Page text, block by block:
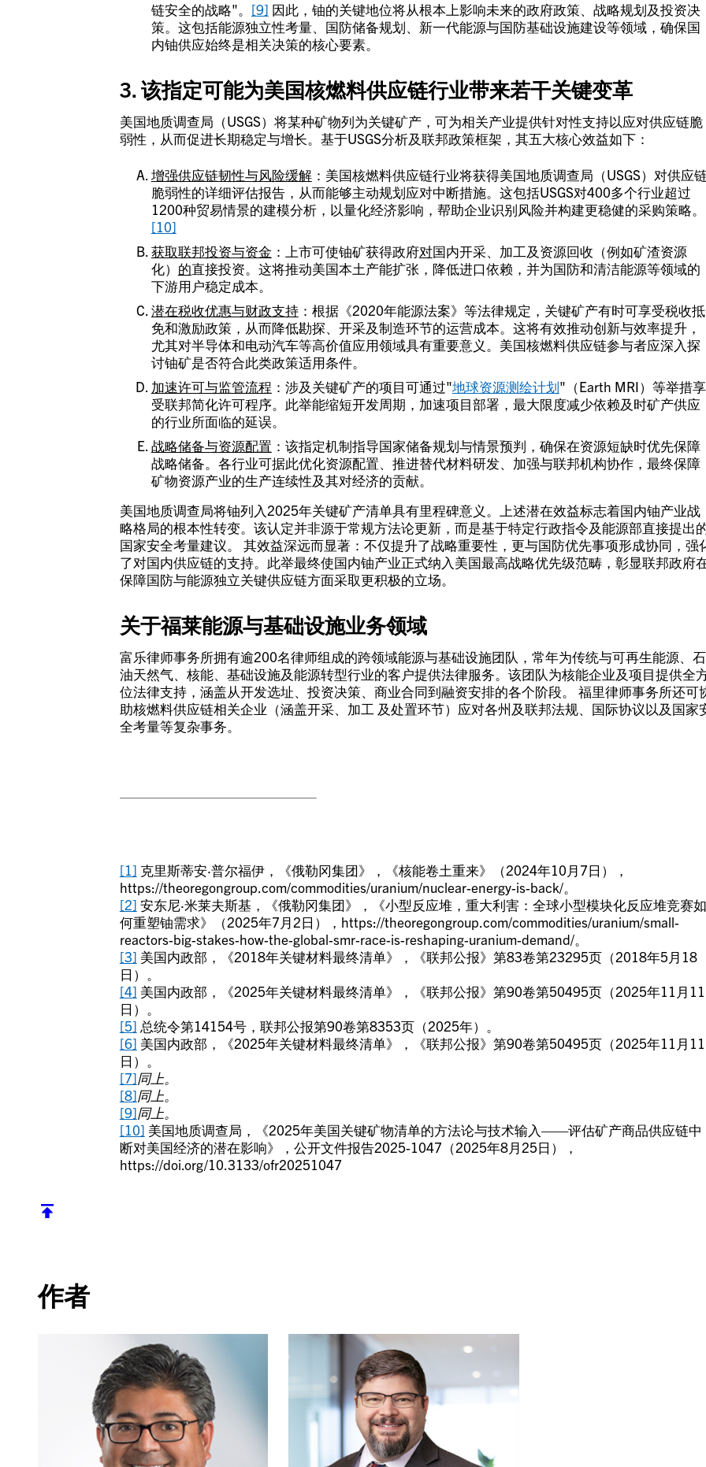
链安全的战略"。 [9] 因此，铀的关键地位将从根本上影响未来的政府政策、战略规划及投资决
策。这包括能源独立性考量、国防储备规划、新一代能源与国防基础设施建设等领域，确保国
内铀供应始终是相关决策的核心要素。
3. 该指定可能为美国核燃料供应链行业带来若干关键变革
美国地质调查局（USGS）将某种矿物列为关键矿产，可为相关产业提供针对性支持以应对供应链脆
弱性，从而促进长期稳定与增长。基于USGS分析及联邦政策框架，其五大核心效益如下：
增强供应链韧性与风险缓解：美国核燃料供应链行业将获得美国地质调查局（USGS）对供应
脆弱性的详细评估报告，从而能够主动规划应对中断措施。这包括USGS对400多个行业超过
1200种贸易情景的建模分析，以量化经济影响，帮助企业识别风险并构建更稳健的采购策略。
[10]
获取联邦投资与资金 ：上市可使铀矿获得政府对国内开采、加工及资源回收（例如矿渣资源
化） 的直接投资。这将推动美国本土产能扩张，降低进口依赖，并为国防和清洁能源等领域的
下游用户稳定成本。
潜在税收优惠与财政支持：根据《2020年能源法案》等法律规定，关键矿产有时可享受税收抵
免和激励政策，从而降低勘探、开采及制造环节的运营成本。这将有效推动创新与效率提升，
尤其对半导体和电动汽车等高价值应用领域具有重要意义。美国核燃料供应链参与者应深入探
讨铀矿是否符合此类政策适用条件。
加速许可与监管流程 ：涉及关键矿产的项目可通过"地球资源测绘计划"（Earth MRI）等举措享
受联邦简化许可程序。此举能缩短开发周期，加速项目部署，最大限度减少依赖及时矿产供应
的行业所面临的延误。
战略储备与资源配置 ：该指定机制指导国家储备规划与情景预判，确保在资源短缺时优先保障
战略储备。各行业可据此优化资源配置、推进替代材料研发、加强与联邦机构协作，最终保障
矿物资源产业的生产连续性及其对经济的贡献。
美国地质调查局将铀列入2025年关键矿产清单具有里程碑意义。上述潜在效益标志着国内铀产业战
略格局的根本性转变。该认定并非源于常规方法论更新，而是基于特定行政指令及能源部直接提出
国家安全考量建议。 其效益深远而显著：不仅提升了战略重要性，更与国防优先事项形成协同，强
了对国内供应链的支持。此举最终使国内铀产业正式纳入美国最高战略优先级范畴，彰显联邦政府
保障国防与能源独立关键供应链方面采取更积极的立场。
关于福莱能源与基础设施业务领域
富乐律师事务所拥有逾200名律师组成的跨领域能源与基础设施团队，常年为传统与可再生能源、石
油天然气、核能、基础设施及能源转型行业的客户提供法律服务。该团队为核能企业及项目提供全
位法律支持，涵盖从开发选址、投资决策、商业合同到融资安排的各个阶段。
福里律师事务所还可
助核燃料供应链相关企业（涵盖开采、 加工 及处置环节）应对各州及联邦法规、国际协议以及国家
全考量等复杂事务。
[1] 克里斯蒂安·普尔福伊，《俄勒冈集团》，《核能卷土重来》（2024年10月7日），
https://theoregongroup.com/commodities/uranium/nuclear-energy-is-back/。
[2] 安东尼·米莱夫斯基，《俄勒冈集团》，《小型反应堆，重大利害：全球小型模块化反应堆竞赛如
何重塑铀需求》（2025年7月2日），https://theoregongroup.com/commodities/uranium/small-
reactors-big-stakes-how-the-global-smr-race-is-reshaping-uranium-demand/。
[3] 美国内政部，《2018年关键材料最终清单》，《联邦公报》第83卷第23295页（2018年5月18
日）。
[4] 美国内政部，《2025年关键材料最终清单》，《联邦公报》第90卷第50495页（2025年11月11
日）。
[5] 总统令第14154号，联邦公报第90卷第8353页（2025年）。
[6] 美国内政部，《2025年关键材料最终清单》，《联邦公报》第90卷第50495页（2025年11月11
日）。
[7]同上。
[8]同上。
[9]同上。
[10] 美国地质调查局，《2025年美国关键矿物清单的方法论与技术输入——评估矿产商品供应链中
断对美国经济的潜在影响》，公开文件报告2025-1047（2025年8月25日），
https://doi.org/10.3133/ofr20251047
作者